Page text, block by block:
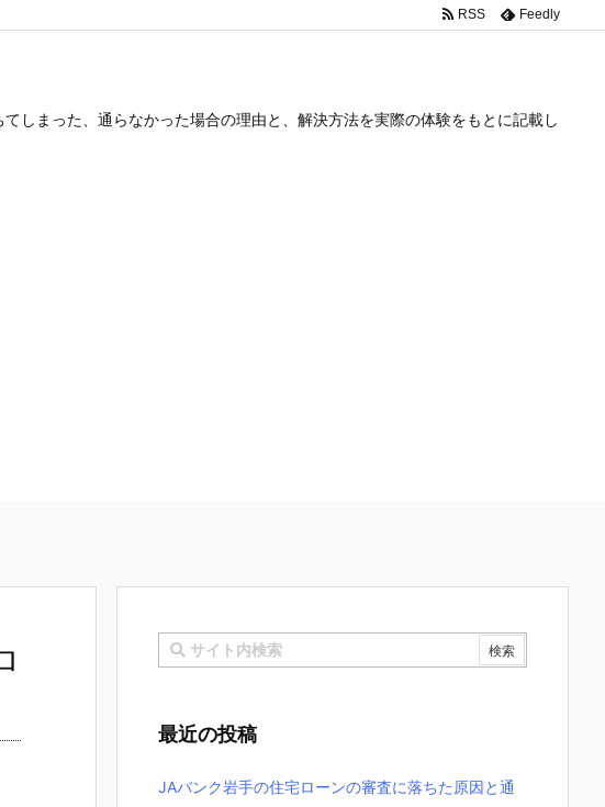
RSS Feedly
しまった、通らなかった場合の理由と、解決方法を実際の体験をもとに記載し
最近の投稿
JAバンク岩手の住宅ローンの審査に落ちた原因と通